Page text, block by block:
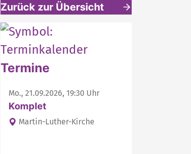
Zurück zur Übersicht
Weitere interessante Inhalte
Termine
Mo., 21.09.2026, 19:30 Uhr
Komplet
Martin-Luther-Kirche